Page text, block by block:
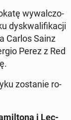
wy­wal­czo­
dys­kwa­li­fi­ka­cji
Carlos Sainz
Perez z Red
zo­sta­nie ro­
i Lec­